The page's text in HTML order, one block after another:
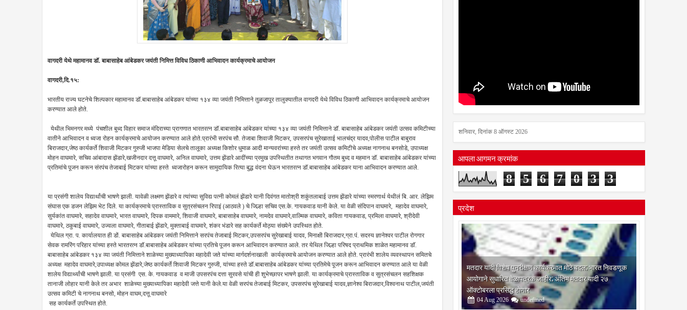
वागदरी येथे महामानव डॉ. बाबासाहेब आंबेडकर जयंती निमित्त विविध ठिकाणी आभिवादन कार्यक्रमाचे आयोजन
वागदरी,दि.१५:
भारतीय राज्य घटनेचे शिल्पकार महामानव डॉ.बाबासाहेब आंबेडकर यांच्या १३४ व्या जयंती निमित्ताने तुळजापूर तालुक्यातील वागदरी येथे विविध ठिकाणी आभिवादन कार्यक्रमाचे आयोजन
करण्यात आले होते.
येथील भिमनगर मध्ये पंचशील बुध्द विहार समाज मंदिराच्या प्रागणात भारतरत्न डॉ.बाबासाहेब आंबेडकर यांच्या १३४ व्या जयंती निमित्ताने डॉ. बाबासाहेब आंबेडकर जयंती उत्सव कमिटीच्या
वातीने आभिवादन व ध्वजा रोहन कार्यक्रमाचे आयोजन करण्यात आले होते.प्रारंभी सरपंच सौ. तेजाबा शिवाजी मिटकर, उपसरपंच सुरेखाताई भालचंद्र यादव,पोलीस पाटील बाबुराव
बिराजदार,जेष्ठ कार्यकर्ते शिवाजी मिटकर गुरुजी भाजपा मेडिया सेलचे तालूका अध्यक्ष किशोर धुमाळ आदी मान्यवरांच्या हस्ते तर जयंती उत्सव कमिटीचे अध्यक्ष नागनाथ बनसोडे, उपाध्यक्ष
मोहन वाघमारे, सचिव आंबादास झेंडारे,खजीनदार दत्तू वाघमारे, अनिल वाघमारे, उत्तम झेंडारे आदींच्या प्रमुख उपस्थितीत तथागत भगवान गौतम बुध्द व महमान डॉ. बाबासाहेब आंबेडकर यांच्या
प्रतिमांचे पूजन करून संरपंच तेजाबाई मिटकर यांच्या हस्ते ध्वजारोहन करून सामुदायिक रित्या बुद्ध वंदना घेऊन भारतरत्न डॉ.बाबासाहेब आंबेडकर याना आभिवादन करण्यात आले.
या प्रसंगी शालेय विद्यार्थांची भाषणे झाली. यावेळी लक्ष्मण झेंडारे व त्यांच्या सुविद्य पत्नी कोमलं झेंडारे यानी दिवंगत मातोश्री शकुंतलाबाई उत्तम झेंडारे यांच्या स्मरणार्थ येथीलं बि. आर. लेझिम
संघास एक डजन लेझिम भेट दिले. या कार्यक्रमाचे प्रास्ताविक व सुत्रसंचलन रिपाइं (आठवले ) चे जिल्हा सचिव एस.के. गायकवाड यानी केले. या वेळी संदिपान वाघमारे, महादेव वाघमारे,
सुर्यकांत वाघमारे, सहादेव वाघमारे, भारत वाघमारे, दिपक वाममारे, शिवाजी वाघमारे, बाबासाहेब वाघमारे, नामदेव वाघमारे,वाल्मिक वाघमारे, कविता गायकवाड, प्रमिला वाघमारे, श्रीदेवी
वाघमारे, ठकुबाई वाघमारे, उज्वला वाघमारे, गीताबाई झेंडारे, मुक्ताबाई वाघमारे, शंकर भंडारे सह कार्यकर्ते मोठ्या संख्येने उपस्थित होते.
येथिल ग्रा. प. कार्यालयात ही डों. बाबासाहेब आंबेडकर जयंती निमित्ताने सरपंच तेजाबाई मिटकर,उपसरपंच सुरेखाबाई यादव, मिनाक्षी बिराजदार,ग्रा.पं. सदस्य ज्ञानेश्वर पाटील रोगगार
सेवक रामरिंग परिहार यांच्या हस्ते भारतरत्न डॉ.बाबासाहेब आंबेडकर यांच्या प्रतिचे पूजन करून आभिवादन करण्यात आले. तर येथिल जिल्हा परिषद प्राथमिक शाळेत महामानव डाॅ.
बाबासाहेब आंबेडकर १३४ व्या जयंती निमित्ताने शाळेच्या मुख्याध्यापिका महादेवी जते यांच्या मार्गदर्शनाखाली कार्यक्रमाचे आयोजन करण्यात आले होते. प्रारंभी शालेय व्यवस्थापन समितचे
अध्यक्ष महादेव वाघमारे,उपाध्यक्ष कोमल झेंडारे,जेष्ठ कार्यकर्ते शिवाजी मिटकर गुरुजी, यांच्या हस्ते डॉ.बाबासाहेब आंबेडकर यांच्या प्रतिमेचे पूजन करून आभिवादन करण्यात आले या वेळी
शालेय विद्यार्थ्यांची भाषणे झाली. या प्रसंगी एस. के. गायकवाड व माजी उपसरपंच दत्ता सुरवसे यांची ही शुभेच्छापर भाषणे झाली. या कार्यक्रमाचे प्रास्ताविक व सुत्रसंचलन सहशिक्षक
तानाजी लोहार यानी केले तर अभार शाळेच्या मुख्याध्यापिका महादेवी जत्ते यानी केले.या वेळी सरपंच तेजाबाई मिटकर, उपसरपंच सुरेखाबाई यादव,ज्ञानेश्व बिराजदार,विश्वनाथ पाटील,जयंती
उत्सव कमिटी चे नागनाथ बनसो, मोहन वाघम,दत्तू वाघमारे
सह कार्यकर्ते उपस्थित होते.
शनिवार, दिनांक 8 ऑगस्ट 2026
आपला आगमन क्रमांक
8 5 6 7 0 3 3
प्रदेश
मतदार यादी विशेष पुनरीक्षण कार्यक्रमात मोठे बदल; भारत निवडणूक
आयोगाने सुधारित वेळापत्रक जाहीर; अंतिम मतदार यादी २७
ऑक्टोबरला प्रसिद्ध होणार
04 Aug 2026 undefined